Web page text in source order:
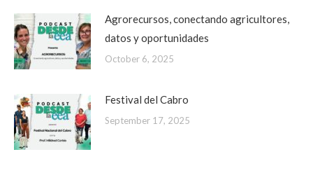
Agrorecursos, conectando agricultores,
datos y oportunidades
October 6, 2025
Festival del Cabro
September 17, 2025